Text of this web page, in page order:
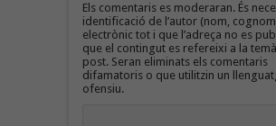
Els comentaris es moderaran. És
identificació de l’autor (nom,
electrònic tot i que l’adreça no es
que el contingut es refereixi a la
post. Seran eliminats els comentaris
difamatoris o que utilitzin un
ofensiu.